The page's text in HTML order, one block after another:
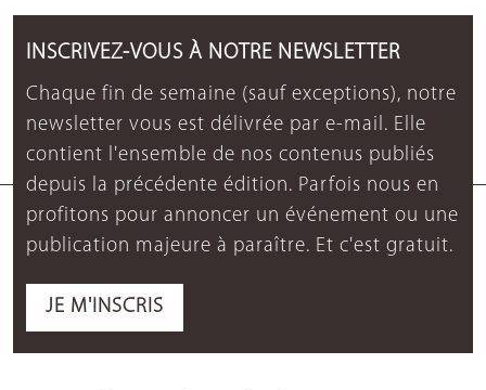
INSCRIVEZ-VOUS À NOTRE NEWSLETTER
Chaque fin de semaine (sauf exceptions), notre
newsletter vous est délivrée par e-mail. Elle
contient l'ensemble de nos contenus publiés
depuis la précédente édition. Parfois nous en
profitons pour annoncer un événement ou une
publication majeure à paraître. Et c'est gratuit.
JE M'INSCRIS